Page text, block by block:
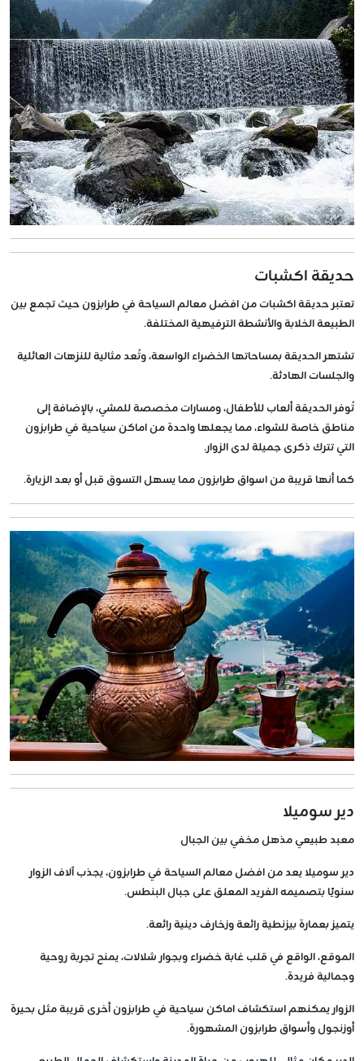
حديقة اكشبات
تعتبر حديقة اكشبات من افضل معالم السياحة في طرابزون حيث تجمع بين
الطبيعة الخلابة والأنشطة الترفيهية المختلفة.
تشتهر الحديقة بمساحاتها الخضراء الواسعة، وتُعد مثالية للنزهات العائلية
والجلسات الهادئة.
تُوفر الحديقة ألعاب للأطفال، ومسارات مخصصة للمشي، بالإضافة إلى
مناطق خاصة للشواء، مما يجعلها واحدة من اماكن سياحية في طرابزون
التي تترك ذكرى جميلة لدى الزوار.
كما أنها قريبة من اسواق طرابزون مما يسهل التسوق قبل أو بعد الزيارة.
دير سوميلا
معبد طبيعي مذهل مخفي بين الجبال
دير سوميلا يعد من افضل معالم السياحة في طرابزون، يجذب آلاف الزوار
سنويًا بتصميمه الفريد المعلق على جبال البنطس.
يتميز بعمارة بيزنطية رائعة وزخارف دينية رائعة.
الموقع، الواقع في قلب غابة خضراء وبجوار شلالات، يمنح تجربة روحية
وجمالية فريدة.
الزوار يمكنهم استكشاف اماكن سياحية في طرابزون أخرى قريبة مثل بحيرة
أوزنجول وأسواق طرابزون المشهورة.